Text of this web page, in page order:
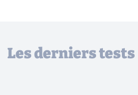
Les derniers tests